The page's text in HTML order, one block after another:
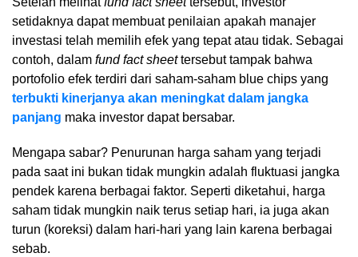
setidaknya dapat membuat penilaian apakah manajer
investasi telah memilih efek yang tepat atau tidak. Sebagai
contoh, dalam fund fact sheettersebut tampak bahwa
portofolio efek terdiri dari saham-saham blue chips yang
terbukti kinerjanya akan meningkat dalam jangka
panjang maka investor dapat bersabar.
Mengapa sabar? Penurunan harga saham yang terjadi
pada saat ini bukan tidak mungkin adalah fluktuasi jangka
pendek karena berbagai faktor. Seperti diketahui, harga
saham tidak mungkin naik terus setiap hari, ia juga akan
turun (koreksi) dalam hari-hari yang lain karena berbagai
sebab.